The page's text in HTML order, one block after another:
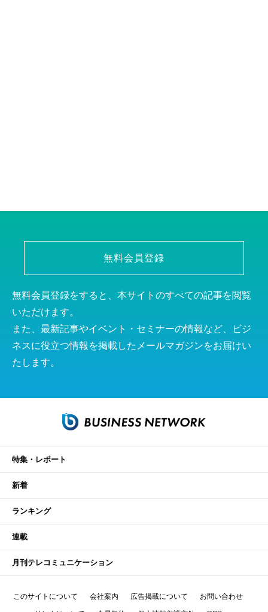
無料会員登録
無料会員登録をすると、本サイトのすべての記事を閲覧
いただけます。
また、最新記事やイベント・セミナーの情報など、ビジ
ネスに役立つ情報を掲載したメールマガジンをお届けい
たします。
特集・レポート
新着
ランキング
連載
月刊テレコミュニケーション
このサイトについて 会社案内 広告掲載について お問い合わせ